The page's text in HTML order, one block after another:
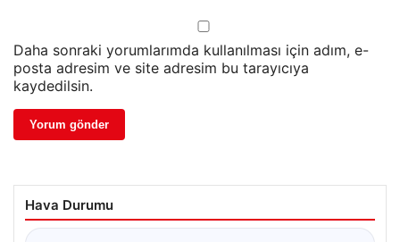
Daha sonraki yorumlarımda kullanılması için adım, e-
posta adresim ve site adresim bu tarayıcıya
kaydedilsin.
Hava Durumu